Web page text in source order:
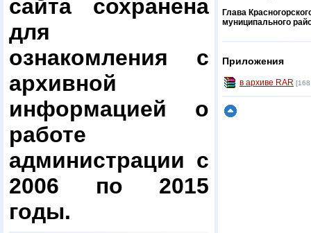
сайта сохранена
для
ознакомления с
архивной
информацией о
работе
администрации с
2006 по 2015
годы.
Глава
муниципального
Приложения
в архиве RAR